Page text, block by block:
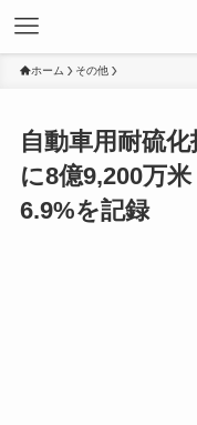
ホーム その他
自動車用耐硫
に8億9,200万
6.9%を記録